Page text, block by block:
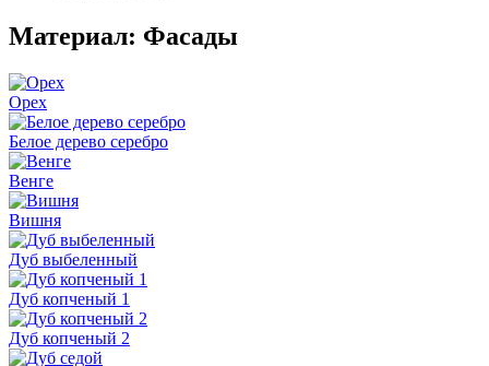
Материал: Фасады
Орех
Белое дерево серебро
Венге
Вишня
Дуб выбеленный
Дуб копченый 1
Дуб копченый 2